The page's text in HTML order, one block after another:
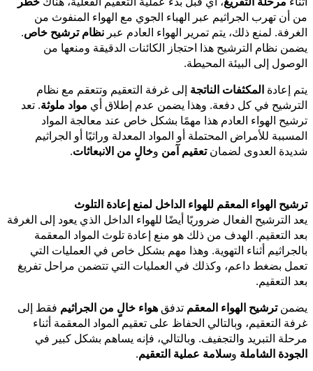
من أن تهرب الجراثيم عبر الهباء الجوي مع الهواء المنفوث من
الغرفة. لمنع ذلك، يتم تمرير الهواء العادم عبر نظام ترشيح خاص.
يضمن نظام الترشيح هذا احتجاز الكائنات الدقيقة ومنعها من
الوصول إلى البيئة المحيطة.
يتم إعادة المكثفات الناتجة إلى غرفة التعقيم وتتعقم مع نظام
الترشيح في كل دفعة. وهذا يضمن عدم إطلاق أي مواد ملوثة. تعد
ترشيح الهواء العادم هذا مهمًا بشكل خاص عند معالجة المواد
المسببة للأمراض المحتملة أو المواد المعدلة وراثيًا أو الجراثيم
شديدة العدوى لضمانتعقيم آمن وخالٍ من الانبعاثات.
ترشيح الهواء المعقم للهواء الداخل لمنع إعادة التلوث
يعد الترشيح الفعال ضروريًا أيضًا للهواء الداخل الذي يعود إلى الغرفة
بعد التعقيم. الهدف من ذلك هو منع إعادة تلوث المواد المعقمة
بالجراثيم أثناء التهوية. وهذا مهم بشكل خاص في العمليات التي
تعمل بضغط داعم، وكذلك في العمليات التي تتضمن مراحل تفريغ
بعد التعقيم.
يضمنترشيح الهواء المعقم تدفق هواء خالٍ من الجراثيم فقط إلى
غرفة التعقيم، وبالتالي الحفاظ على تعقيم المواد المعقمة أثناء
مرحلة التبريد والتجفيف. وبالتالي، فإنه يساهم بشكل كبير في
الجودة الشاملة وسلامة عملية التعقيم.